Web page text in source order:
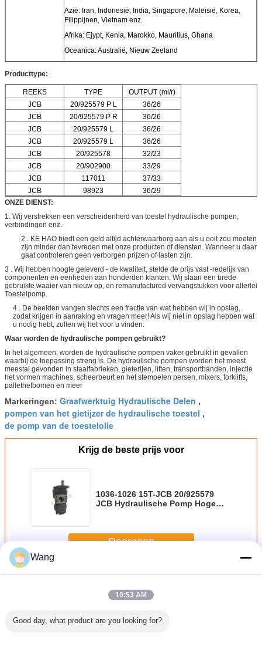
Azië: Iran, Indonesië, India, Singapore, Maleisië, Korea,
Filippijnen, Vietnam enz.
Afrika: Ejypt, Kenia, Marokko, Mauritius, Ghana
Oceanica: Australië, Nieuw Zeeland
Producttype:
REEKS TYPE
OUTPUT (ml/r)
JCB
20/925579 P L
36/26
JCB
20/925579 P R
36/26
JCB
20/925579 L
36/26
JCB
20/925579 L
36/26
JCB
20/925578
32/23
JCB
20/902900
33/29
JCB
117011
37/33
JCB
98923
36/29
ONZE DIENST:
1. Wij verstrekken een verscheidenheid van toestel hydraulische pompen,
verbindingen enz.
2 . KE HAO biedt een geld altijd achterwaarborg aan als u ooit zou moeten
zijn minder dan tevreden met onze producten of diensten. Wanneer u daar
gaat controleren geen verborgen prijzen of lasten zijn.
3 . Wij hebben hoogte geleverd - de kwaliteit, stelde de prijs vast -redelijk van
componenten en eenheden aan honderden klanten. Wij slaan een brede
gebruikte waaier van nieuw op, en remanufactured vervangstukken voor allerlei
Toestelpomp.
4 . De beelden vangen slechts een fractie van wat hebben wij in opslag,
zodat krijgen in aanraking en vragen meer! Als wij niet in opslag hebben wat
u nodig hebt, zullen wij het voor u vinden.
Waar worden de hydraulische pompen gebruikt?
In het algemeen, worden de hydraulische pompen vaker gebruikt in gevallen
waarbij de toepassing streng is. De hydraulische pompen worden het meest
meestal gevonden in staalfabrieken, gieterijen, liften, transportbanden, injectie
het vormen machines, scheerbeurt en het stempelen persen, mixers, forklifts,
pallethefbomen en meer
Markeringen: Graafwerktuig Hydraulische Delen ,
pompen van het gietijzer de hydraulische toestel ,
de pomp van de toestelolie
Krijg de beste prijs voor
1036-1026 15T-JCB 20/925579
JCB Hydraulische Pomp Hoge
Doorgaan
MeerJCB Hydraulische Pomp
Wang
10:53 AM
Good day, what product are you looking for?